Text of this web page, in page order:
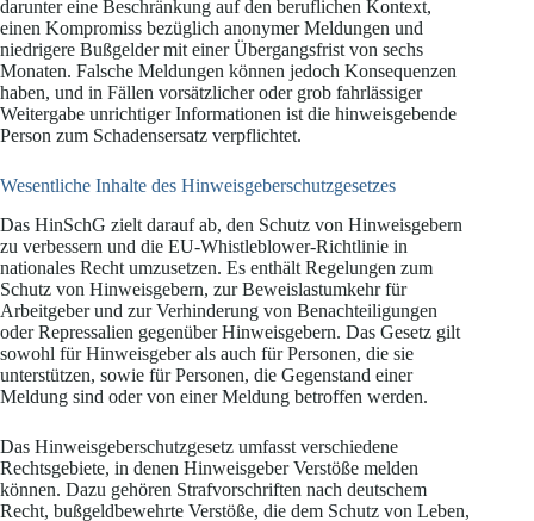
darunter eine Beschränkung auf den beruflichen Kontext,
einen Kompromiss bezüglich anonymer Meldungen und
niedrigere Bußgelder mit einer Übergangsfrist von sechs
Monaten. Falsche Meldungen können jedoch Konsequenzen
haben, und in Fällen vorsätzlicher oder grob fahrlässiger
Weitergabe unrichtiger Informationen ist die hinweisgebende
Person zum Schadensersatz verpflichtet.
Wesentliche Inhalte des Hinweisgeberschutzgesetzes
Das HinSchG zielt darauf ab, den Schutz von Hinweisgebern
zu verbessern und die EU-Whistleblower-Richtlinie in
nationales Recht umzusetzen. Es enthält Regelungen zum
Schutz von Hinweisgebern, zur Beweislastumkehr für
Arbeitgeber und zur Verhinderung von Benachteiligungen
oder Repressalien gegenüber Hinweisgebern. Das Gesetz gilt
sowohl für Hinweisgeber als auch für Personen, die sie
unterstützen, sowie für Personen, die Gegenstand einer
Meldung sind oder von einer Meldung betroffen werden.
Das Hinweisgeberschutzgesetz umfasst verschiedene
Rechtsgebiete, in denen Hinweisgeber Verstöße melden
können. Dazu gehören Strafvorschriften nach deutschem
Recht, bußgeldbewehrte Verstöße, die dem Schutz von Leben,